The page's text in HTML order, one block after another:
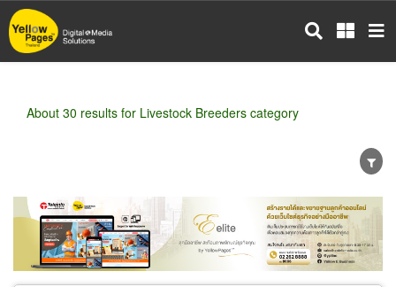
Skip
to
main
About 30 results for Livestock Breeders category
Wholesale Retail Manufacturer
Dealer
Exporter/Importer
Service Business